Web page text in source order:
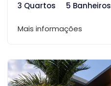
3 Quartos
5 Banheiros
Mais informações